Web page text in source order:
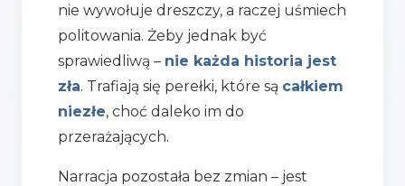
nie wywołuje dreszczy, a raczej uśmiech
politowania. Żeby jednak być
sprawiedliwą – nie każda historia jest
zła. Trafiają się perełki, które są całkiem
niezłe, choć daleko im do
przerażających.
Narracja pozostała bez zmian – jest